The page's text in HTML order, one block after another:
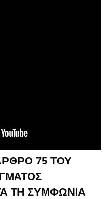
75 ΤΟΥ
ΤΗ ΣΥΜΦΩΝΙΑ